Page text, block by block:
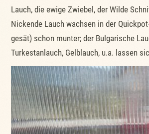
Lauch, die ewige Zwiebel, der Wilde
Nickende Lauch wachsen in der
gesät) schon munter; der Bulgarische
Turkestanlauch, Gelblauch, u.a. lassen